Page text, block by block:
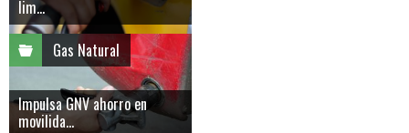
lim...
Gas Natural
Impulsa GNV ahorro en
movilida...